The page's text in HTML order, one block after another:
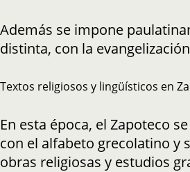
Además se impone
distinta, con la
Textos religiosos y lingüísticos en
En esta época, el Zapoteco
con el alfabeto grecolatino y
obras religiosas y estudios